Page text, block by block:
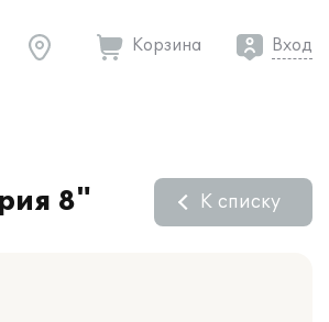
Корзина Вход
8" К списку